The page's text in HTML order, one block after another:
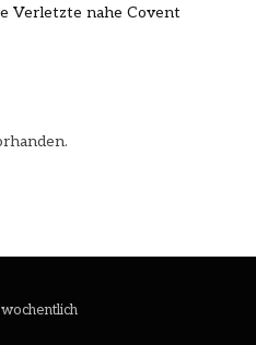
Verletzte nahe Covent